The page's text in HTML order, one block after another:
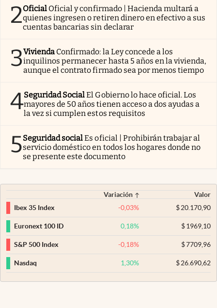
2Oficial Oficial y confirmado | Hacienda multará a
quienes ingresen o retiren dinero en efectivo a sus
cuentas bancarias sin declarar
3Vivienda Confirmado: la Ley concede a los
inquilinos permanecer hasta 5 años en la vivienda,
aunque el contrato firmado sea por menos tiempo
4Seguridad SocialEl Gobierno lo hace oficial. Los
mayores de 50 años tienen acceso a dos ayudas a
la vez si cumplen estos requisitos
5Seguridad socialEs oficial | Prohibirán trabajar al
servicio doméstico en todos los hogares donde no
se presente este documento
Variación
Valor
Ibex 35 Index
-0,03% $20.170,90
Euronext 100 ID 0,18% $1969,10
S&P 500 Index -0,18% $7709,96
Nasdaq 1,30% $26.690,62